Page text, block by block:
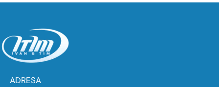
ADRESA